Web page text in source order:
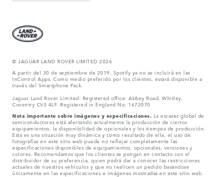
© JAGUAR LAND ROVER LIMITED 2026
A partir del 30 de septiembre de 2019, Spotify ya no se incluirá en las
InControl Apps. Como medio preferido por los clientes, estará disponible a
través del Smartphone Pack.
Jaguar Land Rover Limited: Registered office: Abbey Road, Whitley,
Coventry CV3 4LF. Registered in England No: 1672070
Nota importante sobre imágenes y especificaciones. La escasez global de
semiconductores está afectando actualmente la producción de ciertos
equipamientos, la disponibilidad de opcionales y los tiempos de producción.
Esta es una situación muy dinámica y como resultado de ella, el uso de
fotografías en este sitio web puede no reflejar completamente las
especificaciones disponibles de equipamientos, opcionales, versiones y
colores. Recomendamos que los clientes se pongan en contacto con el
distribuidor de su preferencia, quien podrá dar a conocer las restricciones
actuales de nuestros vehículos y que no realicen un pedido basándose
únicamente en las especificaciones e imágenes mostradas en este sitio web.